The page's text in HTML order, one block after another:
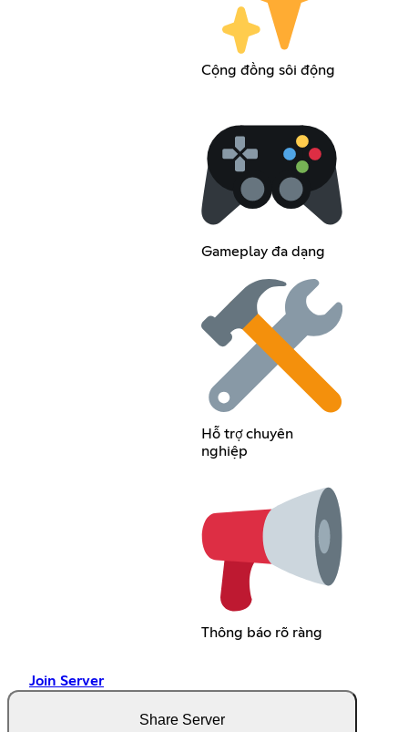
Cộng đồng sôi động
Gameplay đa dạng
Hỗ trợ chuyên
nghiệp
Thông báo rõ ràng
Join Server
Share Server